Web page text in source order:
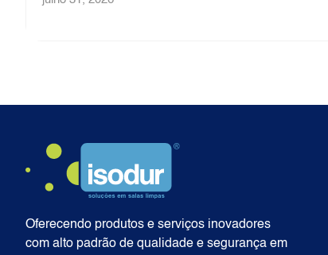
Oferecendo produtos e serviços inovadores
com alto padrão de qualidade e segurança em